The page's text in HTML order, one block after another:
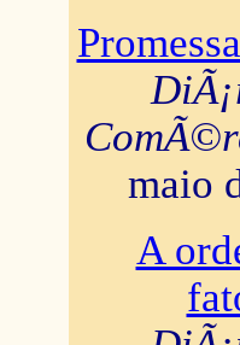
maio
A